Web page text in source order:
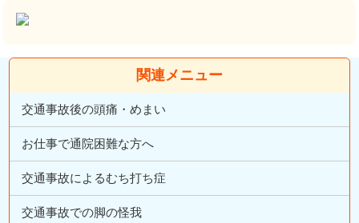
関連メニュー
交通事故後の頭痛・めまい
お仕事で通院困難な方へ
交通事故によるむち打ち症
交通事故での脚の怪我